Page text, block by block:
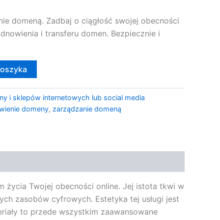
domeną. Zadbaj o ciągłość swojej obecności
i transferu domen. Bezpiecznie i
i sklepów internetowych lub social media
domeny, zarządzanie domeną
życia Twojej obecności online. Jej istota tkwi w
zasobów cyfrowych. Estetyka tej usługi jest
to przede wszystkim zaawansowane